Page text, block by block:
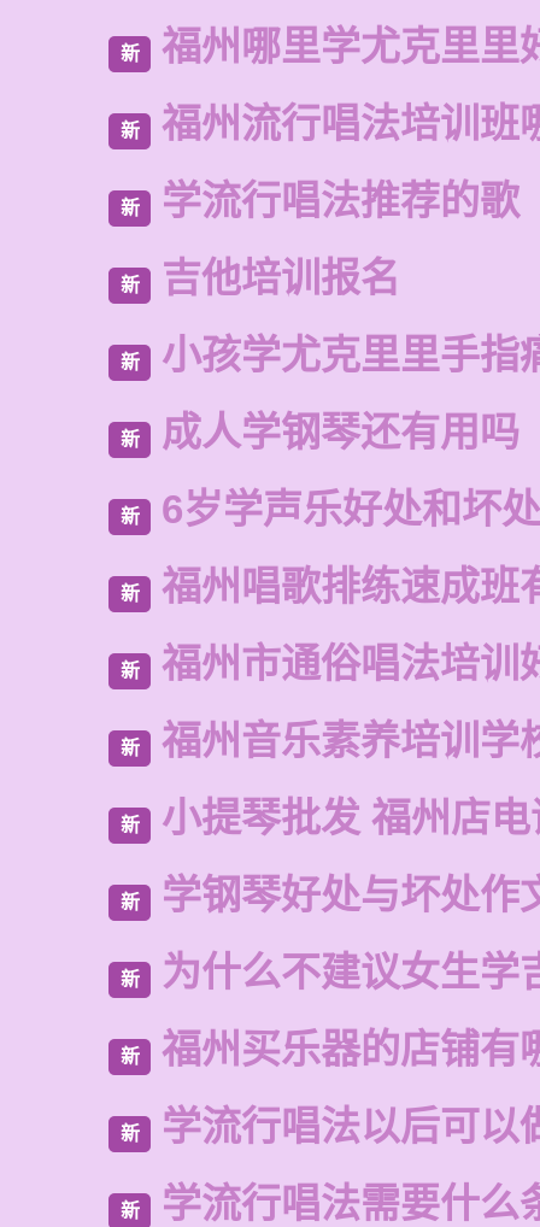
新 福州哪里学尤克里里
新 福州流行唱法培训班
新 学流行唱法推荐的歌
新 吉他培训报名
新 小孩学尤克里里手指
新 成人学钢琴还有用吗
新 6岁学声乐好处和坏处
新 福州唱歌排练速成班
新 福州市通俗唱法培训
新 福州音乐素养培训学
新 小提琴批发 福州店
新 学钢琴好处与坏处作
新 为什么不建议女生学
新 福州买乐器的店铺有
新 学流行唱法以后可以
新 学流行唱法需要什么